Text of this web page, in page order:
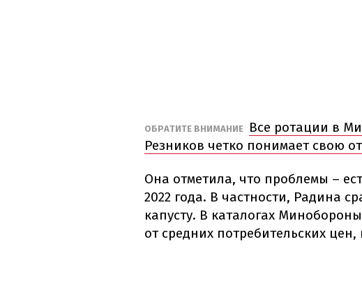
ОБРАТИТЕ ВНИМАНИЕ
Все ротации в
Резников четко понимает свою
Она отметила, что проблемы –
2022 года. В частности, Радина
капусту. В каталогах
от средних потребительских